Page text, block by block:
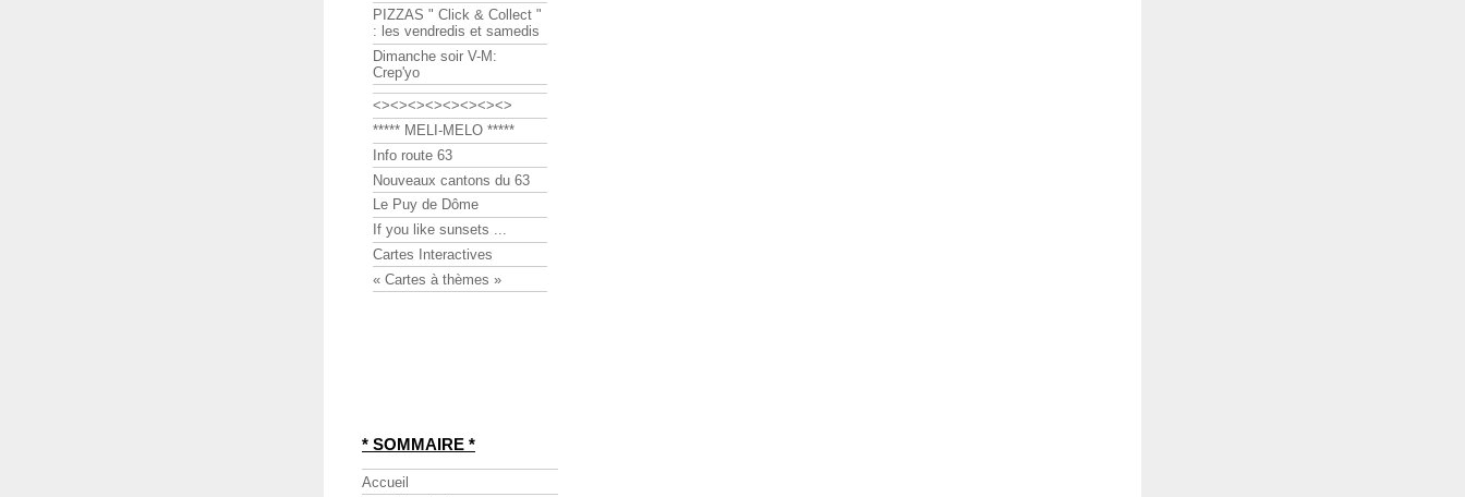
PIZZAS " Click & Collect "
: les vendredis et samedis
Dimanche soir V-M:
Crep'yo
<><><><><><><><>
***** MELI-MELO *****
Info route 63
Nouveaux cantons du 63
Le Puy de Dôme
If you like sunsets ...
Cartes Interactives
« Cartes à thèmes »
* SOMMAIRE *
Accueil